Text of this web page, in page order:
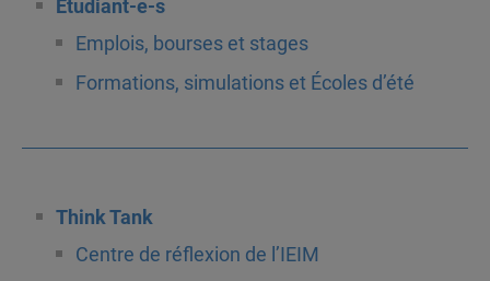
Étudiant-e-s
Emplois, bourses et stages
Formations, simulations et Écoles d’été
Think Tank
Centre de réflexion de l’IEIM